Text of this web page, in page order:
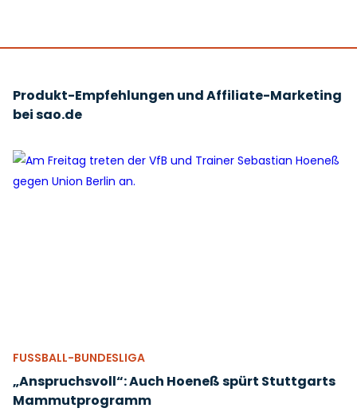
Produkt-Empfehlungen und Affiliate-Marketing
bei sao.de
FUSSBALL-BUNDESLIGA
„Anspruchsvoll“: Auch Hoeneß spürt Stuttgarts
Mammutprogramm